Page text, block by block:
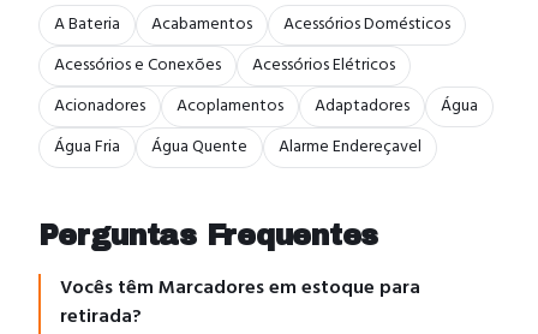
A Bateria Acabamentos
Acessórios Domésticos
Acessórios e Conexões
Acessórios Elétricos
Acionadores
Acoplamentos Adaptadores
Água
Água Fria
Água Quente Alarme Endereçavel
Perguntas Frequentes
Vocês têm Marcadores em estoque para
retirada?